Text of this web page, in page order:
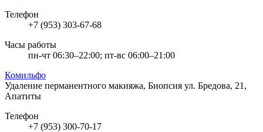
Телефон
+7 (953) 303-67-68
Часы работы
пн-чт 06:30–22:00; пт-вс 06:00–21:00
Комильфо
Удаление перманентного макияжа, Биопсия ул. Бредова, 21,
Апатиты
Телефон
+7 (953) 300-70-17